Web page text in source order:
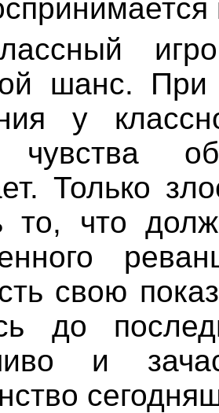
шанс. При
у
чувства
Только
то, что
свою
до
и